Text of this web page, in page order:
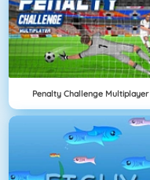
Penalty Challenge Multiplayer